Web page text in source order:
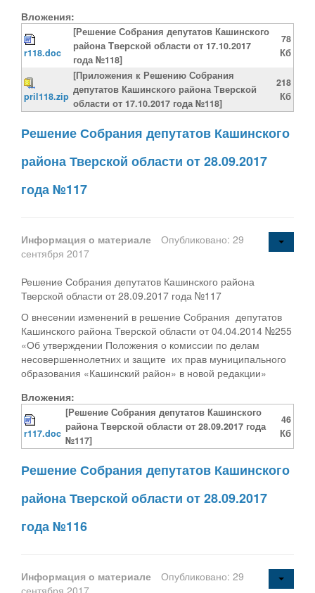
Вложения:
r118.doc
[Решение Собрания депутатов Кашинского
района Тверской области от 17.10.2017
года №118]
78
Кб
pril118.zip
[Приложения к Решению Собрания
депутатов Кашинского района Тверской
области от 17.10.2017 года №118]
218
Кб
Решение Собрания депутатов Кашинского
района Тверской области от 28.09.2017
года №117
Информация о материале
Опубликовано: 29
сентября 2017
Решение Собрания депутатов Кашинского района
Тверской области от 28.09.2017 года №117
О внесении изменений в решение Собрания депутатов
Кашинского района Тверской области от 04.04.2014 №255
«Об утверждении Положения о комиссии по делам
несовершеннолетних и защите их прав муниципального
образования «Кашинский район» в новой редакции»
Вложения:
r117.doc
[Решение Собрания депутатов Кашинского
района Тверской области от 28.09.2017 года
№117]
46
Кб
Решение Собрания депутатов Кашинского
района Тверской области от 28.09.2017
года №116
Информация о материале
Опубликовано: 29
сентября 2017